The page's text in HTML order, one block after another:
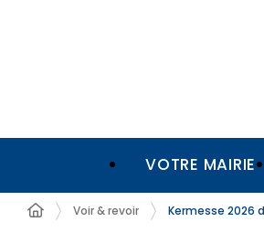
VOTRE MAIRIE
Voir & revoir Kermesse 2026